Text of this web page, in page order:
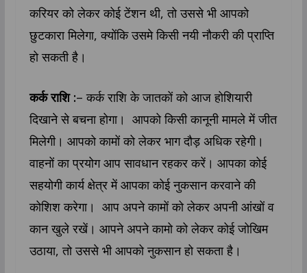
करियर को लेकर कोई टेंशन थी, तो उससे भी आपको
छुटकारा मिलेगा, क्योंकि उसमे किसी नयी नौकरी की प्राप्ति
हो सकती है।
कर्क राशि :– कर्क राशि के जातकों को आज होशियारी
दिखाने से बचना होगा। आपको किसी कानूनी मामले में जीत
मिलेगी। आपको कामों को लेकर भाग दौड़ अधिक रहेगी।
वाहनों का प्रयोग आप सावधान रहकर करें। आपका कोई
सहयोगी कार्य क्षेत्र में आपका कोई नुकसान करवाने की
कोशिश करेगा। आप अपने कामों को लेकर अपनी आंखों व
कान खुले रखें। आपने अपने कामो को लेकर कोई जोखिम
उठाया, तो उससे भी आपको नुकसान हो सकता है।